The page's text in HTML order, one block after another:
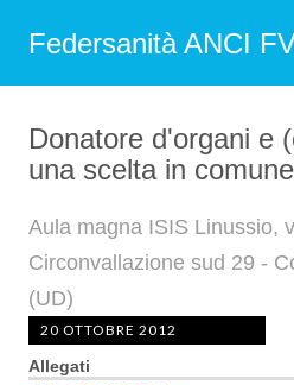
Federsanità ANCI
Donatore d'organi e
una scelta in comune
Aula magna ISIS Linussio,
Circonvallazione sud 29 -
(UD)
20 OTTOBRE 2012
Allegati